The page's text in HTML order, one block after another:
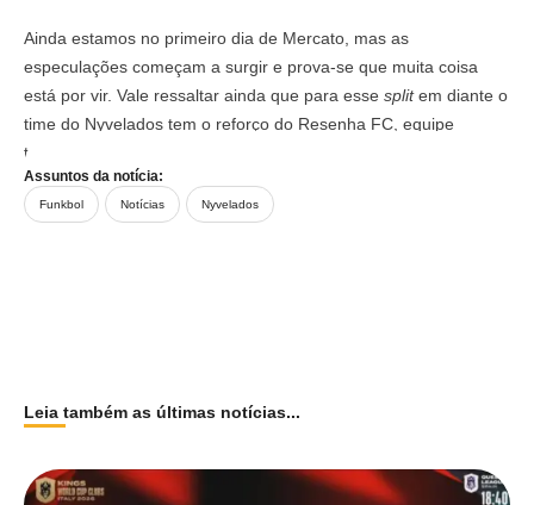
Ainda estamos no primeiro dia de Mercato, mas as
especulações começam a surgir e prova-se que muita coisa
está por vir. Vale ressaltar ainda que para esse splitem diante o
time do Nyvelados tem o reforço do Resenha FC, equipe
tradicional do FUT7 brasileiro.
Assuntos da notícia:
Funkbol Notícias Nyvelados
Leia também as últimas notícias...